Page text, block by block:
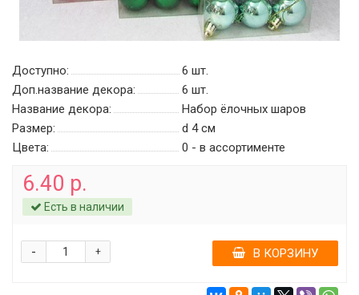
Доступно: 6 шт.
Доп.название декора:
6 шт.
Название декора:
Набор ёлочных шаров
Размер:
d 4 см
Цвета:
0 - в ассортименте
6.40 р.
Есть в наличии
+
- В КОРЗИНУ